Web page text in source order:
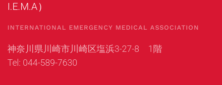
I.E.M.A）
INTERNATIONAL EMERGENCY MEDICAL ASSOCIATION
神奈川県川崎市川崎区塩浜3-27-8 1階
Tel: 044-589-7630